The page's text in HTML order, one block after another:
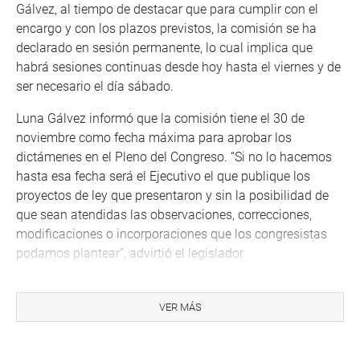
Gálvez, al tiempo de destacar que para cumplir con el
encargo y con los plazos previstos, la comisión se ha
declarado en sesión permanente, lo cual implica que
habrá sesiones continuas desde hoy hasta el viernes y de
ser necesario el día sábado.
Luna Gálvez informó que la comisión tiene el 30 de
noviembre como fecha máxima para aprobar los
dictámenes en el Pleno del Congreso. “Si no lo hacemos
hasta esa fecha será el Ejecutivo el que publique los
proyectos de ley que presentaron y sin la posibilidad de
que sean atendidas las observaciones, correcciones,
modificaciones o incorporaciones que los congresistas
podamos plantear”, advirtió el legislador.
cuando fueron presentados los proyectos presupuestales,
dijo que esta vez el debate y aprobación sería diferente
VER MÁS